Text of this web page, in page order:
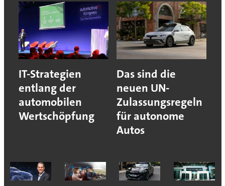
IT-Strategien
entlang der
automobilen
Wertschöpfung
Das sind die
neuen UN-
Zulassungsregeln
für autonome
Autos